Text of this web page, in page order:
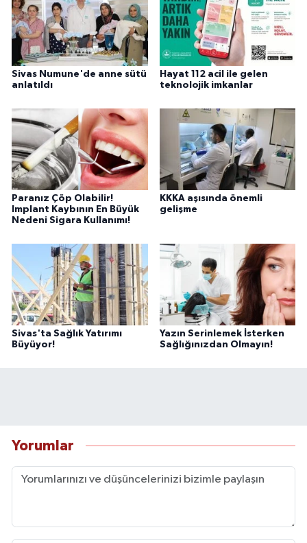
Sivas Numune'de anne sütü
anlatıldı
Hayat 112 acil ile gelen
teknolojik imkanlar
Paranız Çöp Olabilir!
Implant Kaybının En Büyük
Nedeni Sigara Kullanımı!
KKKA aşısında önemli
gelişme
Sivas'ta Sağlık Yatırımı
Büyüyor!
Yazın Serinlemek İsterken
Sağlığınızdan Olmayın!
Yorumlar